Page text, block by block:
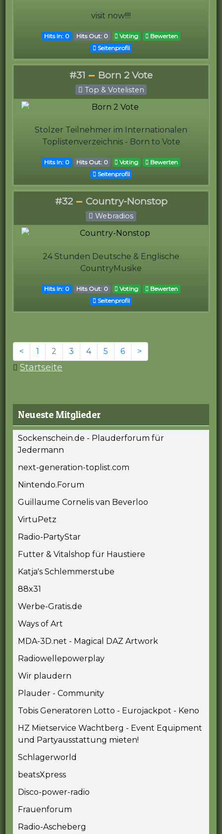
visit now!!!!
Hits In: 0 Hits Out: 0 Voting
Bewerten
Seitenprofil
#31 Born 2 Vote
Top & Votelisten
Stolzer Teilnehmer im Internationalen
Toplistenverzeichnis - Born to Vote
Hits In: 0 Hits Out: 0 Voting
Bewerten
Seitenprofil
#32 Country-Nonstop
Webradios
24 Stunden Deutsche & Englische
CountryMusike
Hits In: 0 Hits Out: 0 Voting
Bewerten
Seitenprofil
< 1 2 3 4 5 6 >
Startseite
Neueste Mitglieder
Sockenschein.de - Plauderforum für
Jedermann
next-generation-toplist.com
Nintendo.Forum
Guillaume Cornelis van Beverloo
VirtuPetz
Radio-PartyStar
Futter & Vitalshop für Haustiere
Katja's Schlemmerstube
88x31
Werbe-Gratis.de
Ways of Art
MDA-3D.net - Magical DAZ Artwork
Radiowellepowerplay
Wir plaudern
Plauder - Community
Tobis Generatoren Lotto - Eurojackpot - Keno
HZ Mietservice Wachtberg - Event Equipment
und Partyausstattung mieten!
Schlagerworld
beatsXpress
Disco-power-radio
Frauenforum
Radio-Ascheberg